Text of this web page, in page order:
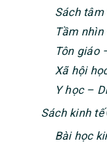
Sách tâm
Tầm
Tôn giáo
Xã hội
Y học –
Sách kinh tế
Bài học